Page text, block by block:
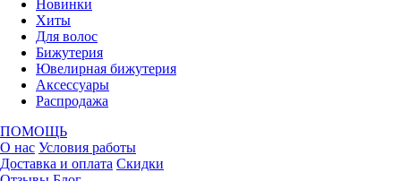
Новинки
Хиты
Для волос
Бижутерия
Ювелирная бижутерия
Аксессуары
Распродажа
ПОМОЩЬ
О нас Условия работы
Доставка и оплата Скидки